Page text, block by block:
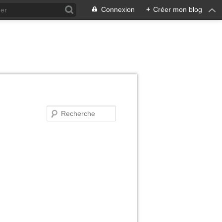
Connexion + Créer mon blog